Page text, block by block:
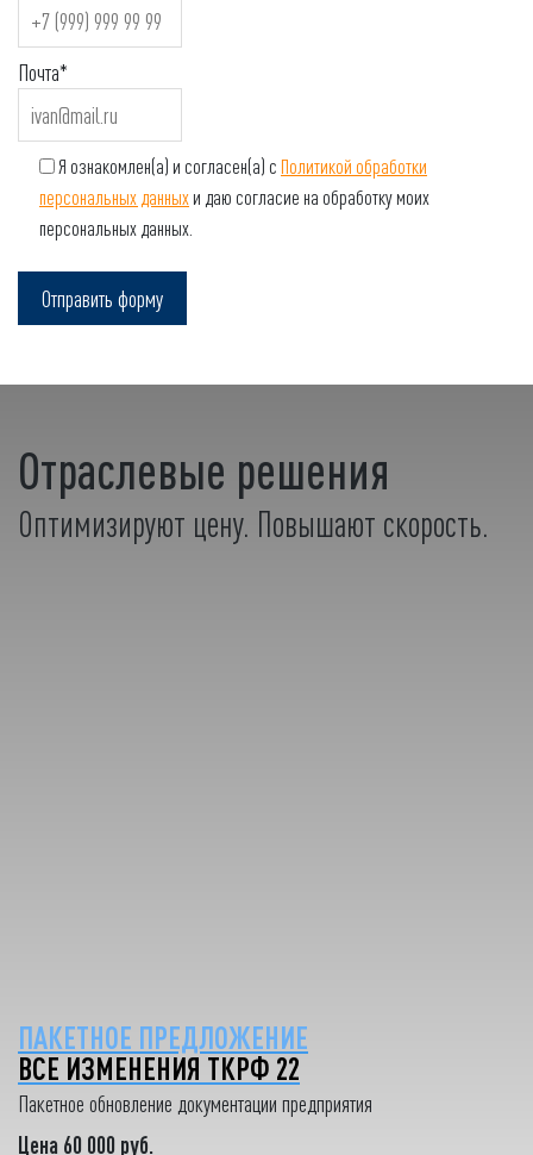
Почта*
Я ознакомлен(а) и согласен(а) сПолитикой обработки
персональных данныхи даю согласие на обработку моих
персональных данных.
Отраслевые решения
Оптимизируют цену. Повышают скорость.
ПАКЕТНОЕ ПРЕДЛОЖЕНИЕ
ВСЕ ИЗМЕНЕНИЯ ТКРФ 22
Пакетное обновление документации предприятия
Цена 60 000 руб.